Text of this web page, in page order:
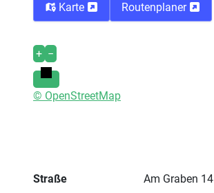
Karte Routenplaner
+ −
© OpenStreetMap
Straße Am Graben 14